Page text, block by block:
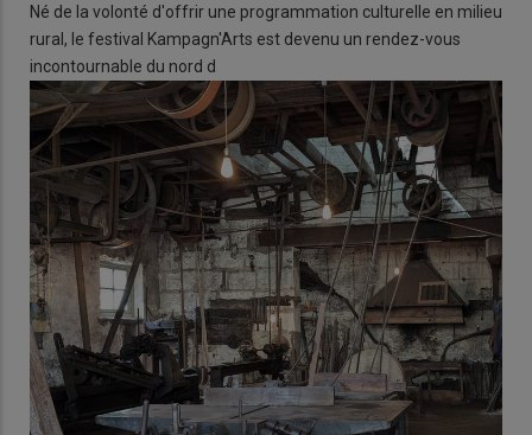
Né de la volonté d'offrir une programmation culturelle en milieu
rural, le festival Kampagn'Arts est devenu un rendez-vous
incontournable du nord d